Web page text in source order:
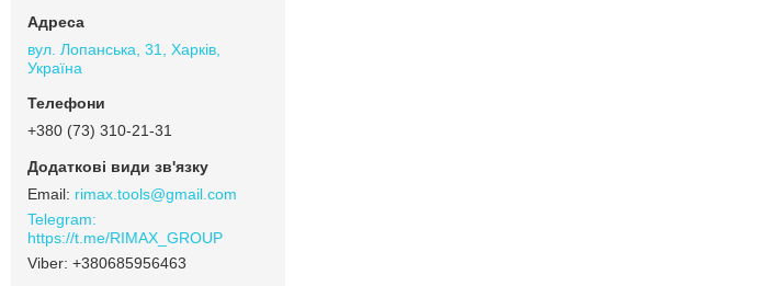
вул. Лопанська, 31, Харків,
Україна
+380 (73) 310-21-31
rimax.tools@gmail.com
https://t.me/RIMAX_GROUP
+380685956463